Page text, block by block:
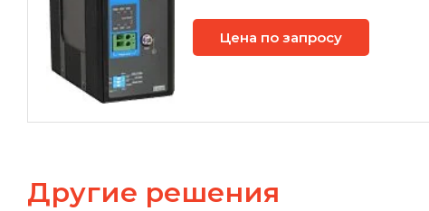
Цена по запросу
Другие решения